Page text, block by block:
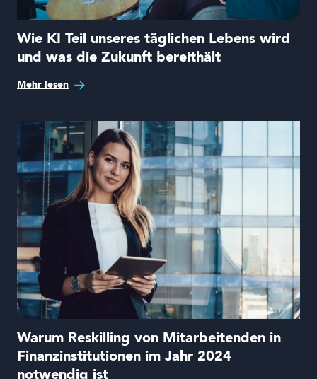
Wie KI Teil unseres täglichen Lebens wird
und was die Zukunft bereithält
Mehr lesen
Warum Reskilling von Mitarbeitenden in
Finanzinstitutionen im Jahr 2024
notwendig ist